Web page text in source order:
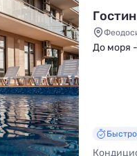
До моря